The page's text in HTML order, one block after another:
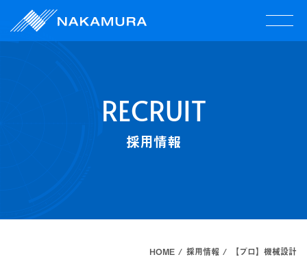
RECRUIT
採用情報
HOME 採用情報 【プロ】機械設計